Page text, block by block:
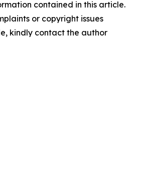
contained in this article.
or copyright issues
kindly contact the author